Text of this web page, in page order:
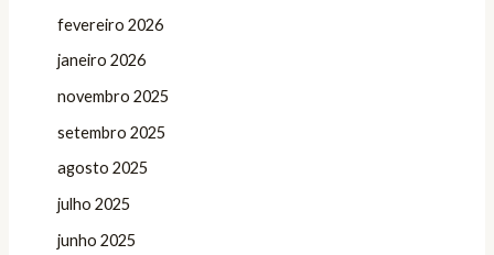
fevereiro 2026
janeiro 2026
novembro 2025
setembro 2025
agosto 2025
julho 2025
junho 2025